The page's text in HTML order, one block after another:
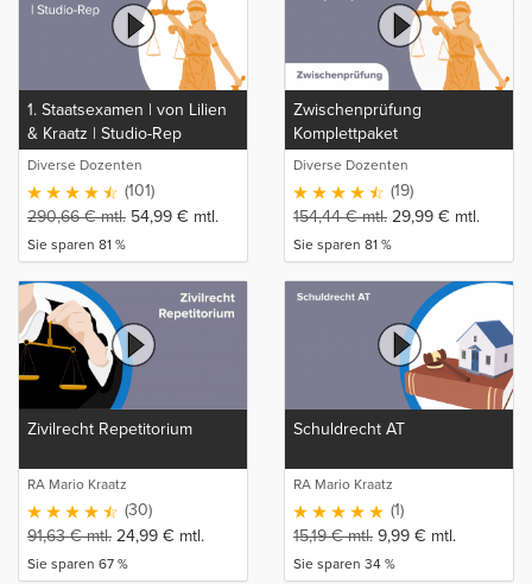
1. Staatsexamen | von Lilien
& Kraatz | Studio-Rep
Diverse Dozenten
(101)
290,66€mtl. 54,99 € mtl.
Sie sparen 81 %
Zwischenprüfung
Komplettpaket
Diverse Dozenten
(19)
154,44€mtl. 29,99 € mtl.
Sie sparen 81 %
Zivilrecht Repetitorium
RA Mario Kraatz
(30)
91,63€mtl. 24,99 € mtl.
Sie sparen 67 %
Schuldrecht AT
RA Mario Kraatz
(1)
15,19€mtl. 9,99 € mtl.
Sie sparen 34 %